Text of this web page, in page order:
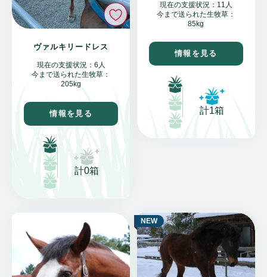
いいね
ヴァルキリードレス
現在の支援状況：6人
今まで送られた生牧草：
205kg
情報を見る
計0箱
現在の支援状況：11人
今まで送られた生牧草：
85kg
情報を見る
計1箱
NEW